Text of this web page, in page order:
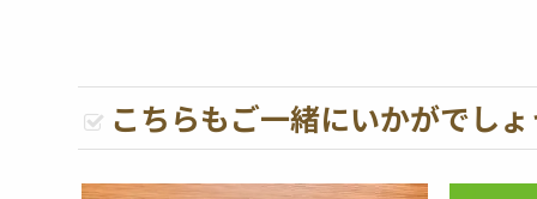
こちらもご一緒にいかがでし